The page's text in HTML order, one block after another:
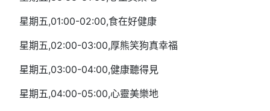
星期五,01:00-02:00,食在好健康
星期五,02:00-03:00,厚熊笑狗真幸福
星期五,03:00-04:00,健康聽得見
星期五,04:00-05:00,心靈美樂地